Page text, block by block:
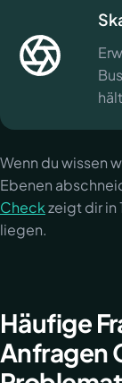
Wenn du wissen
Ebenen
Checkzeigt dir in
liegen.
Häufige
Anfragen